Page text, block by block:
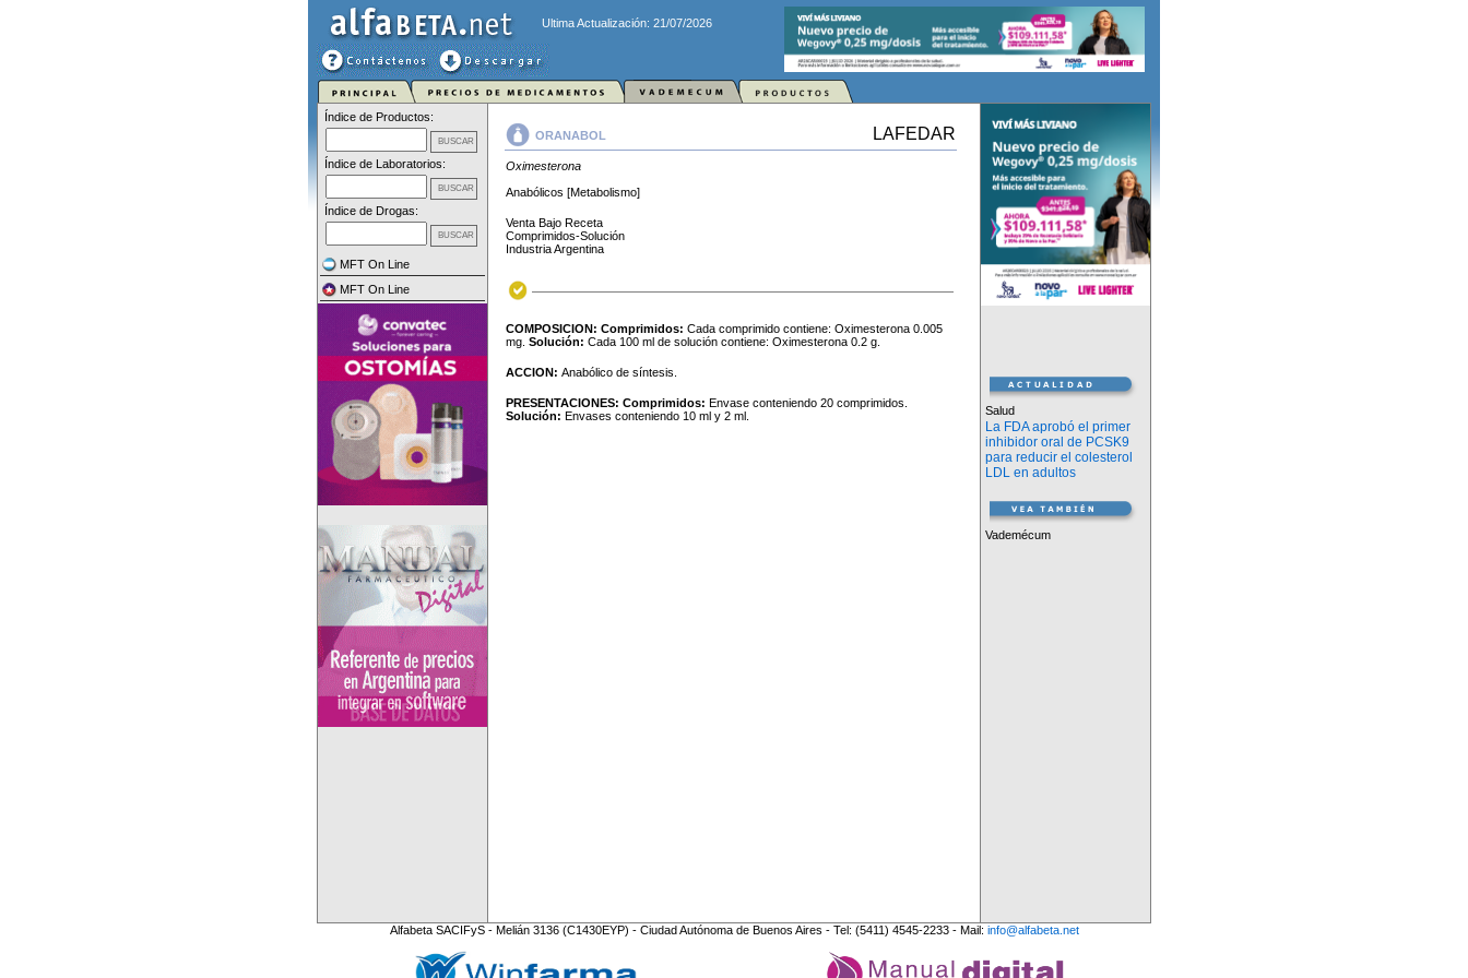
Ultima Actualización: 21/07/2026
Índice de Productos:
Índice de Laboratorios:
Índice de Drogas:
MFT On Line
MFT On Line
ORANABOL LAFEDAR
Oximesterona
Anabólicos [Metabolismo]
Venta Bajo Receta
Comprimidos-Solución
Industria Argentina
COMPOSICION: Comprimidos: Cada comprimido contiene: Oximesterona 0.005
mg. Solución: Cada 100 ml de solución contiene: Oximesterona 0.2 g.
ACCION: Anabólico de síntesis.
PRESENTACIONES: Comprimidos: Envase conteniendo 20 comprimidos.
Solución: Envases conteniendo 10 ml y 2 ml. Salud
La FDA aprobó el primer
inhibidor oral de PCSK9
para reducir el colesterol
LDL en adultos
Vademécum
Alfabeta SACIFyS - Melián 3136 (C1430EYP) - Ciudad Autónoma de Buenos Aires - Tel: (5411) 4545-2233 - Mail: info@alfabeta.net